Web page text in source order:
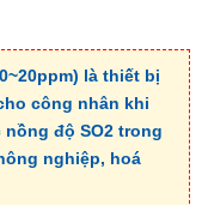
là thiết bị
công nhân khi
độ SO2 trong
nghiệp, hoá